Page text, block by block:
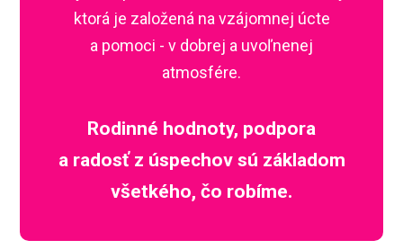
ktorá je založená na vzájomnej úcte
a pomoci - v dobrej a uvoľnenej
atmosfére.
Rodinné hodnoty, podpora
a radosť z úspechov sú základom
všetkého, čo robíme.